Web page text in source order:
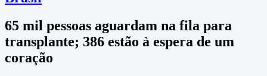
65 mil pessoas aguardam na fila para
transplante; 386 estão à espera de um
coração